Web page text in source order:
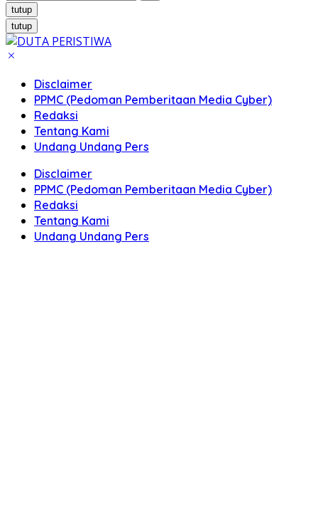
tutup
tutup
Disclaimer
PPMC (Pedoman Pemberitaan Media Cyber)
Redaksi
Tentang Kami
Undang Undang Pers
Disclaimer
PPMC (Pedoman Pemberitaan Media Cyber)
Redaksi
Tentang Kami
Undang Undang Pers